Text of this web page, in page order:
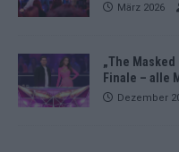
März 2026
„The
Finale – alle
Dezember